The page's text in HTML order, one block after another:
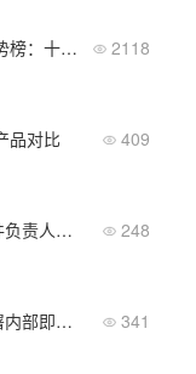
2025年度项目管理软件趋势榜：十大创新产品评测与前景分析 2118
品对比 409
本地部署企业即时聊天软件负责人看这几点 248
预算有限怎么选？本地部署内部即时聊天软件高性价比推荐 341